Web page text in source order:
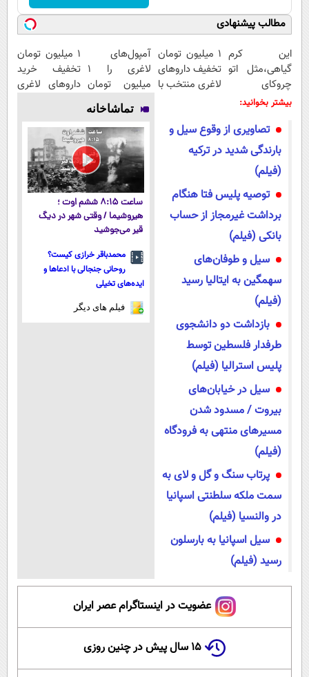
مطالب پیشنهادی
این کرم
گیاهی،مثل اتو
چروکای
پوستتوصاف
۱ میلیون تومان
تخفیف داروهای
لاغری منتخب با
نزدیکت
آمپول‌های
لاغری را ۱
میلیون تومان
ارزان‌تر از
همه‌جا بخر!
1 میلیون تومان
تخفیف خرید
داروهای لاغری
یخ!
بیشتر بخوانید:
تصاویری از وقوع سیل و
بارندگی شدید در ترکیه
(فیلم)
توصیه پلیس فتا هنگام
برداشت غیرمجاز از حساب
بانکی (فیلم)
سیل و طوفان‌های
سهمگین به ایتالیا رسید
(فیلم)
بازداشت دو دانشجوی
طرفدار فلسطین توسط
پلیس استرالیا (فیلم)
سیل در خیابان‌های
بیروت / مسدود شدن
مسیر‌های منتهی به فرودگاه
(فیلم)
پرتاب سنگ و گل و لای به
سمت ملکه سلطنتی اسپانیا
در والنسیا (فیلم)
سیل اسپانیا به بارسلون
رسید (فیلم)
تماشاخانه
ساعت ۸:۱۵ ششم اوت ؛
هیروشیما / وقتی شهر در دیگ
قیر می‌جوشید
محمدباقر خرازی کیست؟
روحانی جنجالی با ادعاها و
ایده‌های تخیلی
فیلم های دیگر
عضویت در اینستاگرام عصر ایران
۱۵ سال پیش در چنین روزی